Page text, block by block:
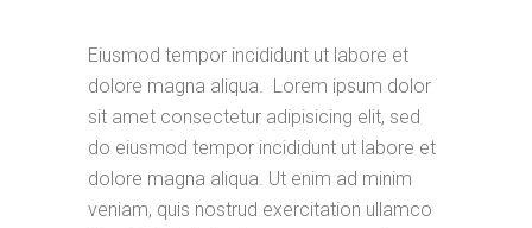
Eiusmod tempor incididunt ut labore et
dolore magna aliqua. Lorem ipsum dolor
sit amet consectetur adipisicing elit, sed
do eiusmod tempor incididunt ut labore et
dolore magna aliqua. Ut enim ad minim
veniam, quis nostrud exercitation ullamco